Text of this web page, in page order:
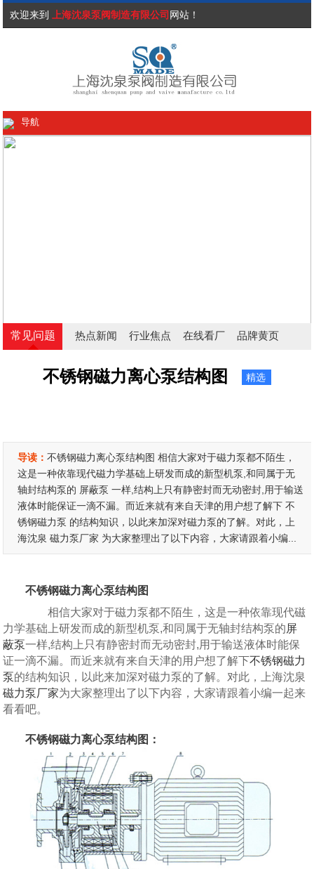
欢迎来到 上海沈泉泵阀制造有限公司 网站！
导航
常见问题 热点新闻 行业焦点 在线看厂 品牌黄页
不锈钢磁力离心泵结构图 精选
导读：不锈钢磁力离心泵结构图 相信大家对于磁力泵都不陌生，
这是一种依靠现代磁力学基础上研发而成的新型机泵,和同属于无
轴封结构泵的 屏蔽泵 一样,结构上只有静密封而无动密封,用于输送
液体时能保证一滴不漏。而近来就有来自天津的用户想了解下 不
锈钢磁力泵 的结构知识，以此来加深对磁力泵的了解。对此，上
海沈泉 磁力泵厂家 为大家整理出了以下内容，大家请跟着小编...
不锈钢磁力离心泵结构图
相信大家对于磁力泵都不陌生，这是一种依靠现代磁
力学基础上研发而成的新型机泵,和同属于无轴封结构泵的屏
蔽泵一样,结构上只有静密封而无动密封,用于输送液体时能保
证一滴不漏。而近来就有来自天津的用户想了解下不锈钢磁力
泵的结构知识，以此来加深对磁力泵的了解。对此，上海沈泉
磁力泵厂家为大家整理出了以下内容，大家请跟着小编一起来
看看吧。
不锈钢磁力离心泵结构图：